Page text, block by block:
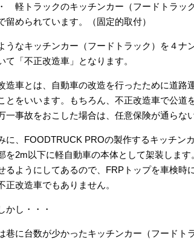
軽トラックのキッチンカー（フードトラッ
留められています。（固定的取付）
うなキッチンカー（フードトラック）を４
て「不正改造車」となります。
造車とは、自動車の改造を行ったために道路
とをいいます。もちろん、不正改造車で公道
一事故をおこした場合は、任意保険が通らな
に、FOODTRUCK PROの製作するキッチン
を2m以下に軽自動車の本体として架装しま
るようにしてあるので、FRPトップを車検時
正改造車でもありません。
かし・・・
巷に台数が少かったキッチンカー（フード